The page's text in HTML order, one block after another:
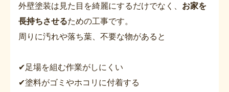
外壁塗装は見た目を綺麗にするだけでなく、 お家を
長持ちさせるための工事です。
周りに汚れや落ち葉、不要な物があると
✔足場を組む作業がしにくい
✔塗料がゴミやホコリに付着する